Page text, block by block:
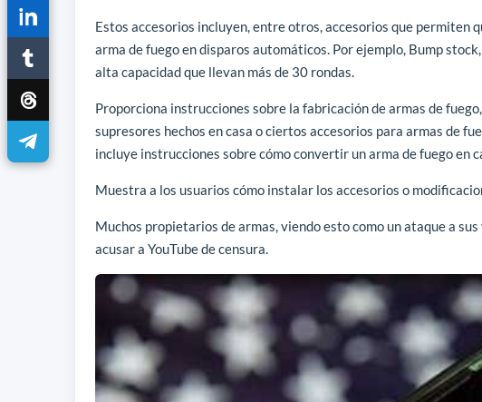
Estos accesorios incluyen, entre otros, accesorios que permiten
arma de fuego en disparos automáticos. Por ejemplo, Bump
alta capacidad que llevan más de 30 rondas.
Proporciona instrucciones sobre la fabricación de armas de
supresores hechos en casa o ciertos accesorios para armas de
incluye instrucciones sobre cómo convertir un arma de fuego en
Muestra a los usuarios cómo instalar los accesorios o
Muchos propietarios de armas, viendo esto como un ataque a
acusar a YouTube de censura.